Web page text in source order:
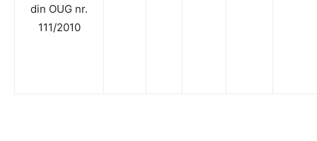
din OUG nr.
111/2010